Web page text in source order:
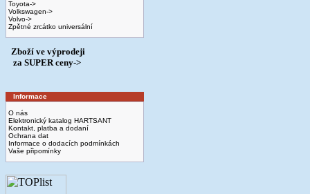
Toyota->
Volkswagen->
Volvo->
Zpětné zrcátko universální
Zboží ve výprodeji
­ za SUPER ceny->
Informace
O nás
Elektronický katalog HARTSANT
Kontakt, platba a dodaní
Ochrana dat
Informace o dodacích podmínkách
Vaše připomínky